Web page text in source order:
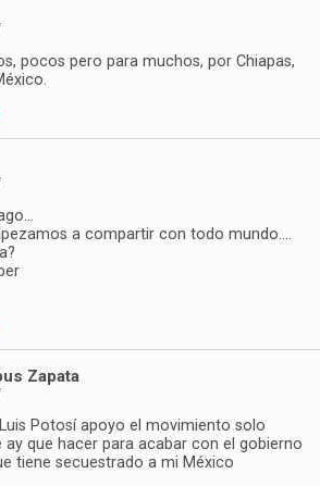
pocos pero para muchos, por Chiapas,
a compartir con todo mundo….
Zapata
Potosí apoyo el movimiento solo
ay que hacer para acabar con el gobierno
tiene secuestrado a mi México